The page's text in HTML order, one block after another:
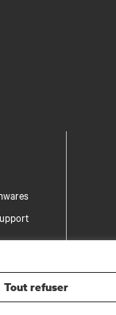
produits
Tout refuser